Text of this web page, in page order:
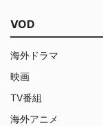
VOD
海外ドラマ
映画
TV番組
海外アニメ